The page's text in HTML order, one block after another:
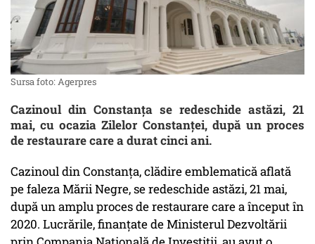
Sursa foto: Agerpres
Cazinoul din Constanța se redeschide astăzi, 21
mai, cu ocazia Zilelor Constanței, după un proces
de restaurare care a durat cinci ani.
Cazinoul din Constanța, clădire emblematică aflată
pe faleza Mării Negre, se redeschide astăzi, 21 mai,
după un amplu proces de restaurare care a început în
2020. Lucrările, finanțate de Ministerul Dezvoltării